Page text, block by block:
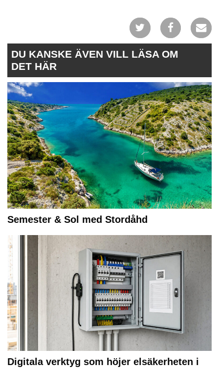
DU KANSKE ÄVEN VILL LÄSA OM
DET HÄR
Semester & Sol med Stordåhd
Digitala verktyg som höjer elsäkerheten i